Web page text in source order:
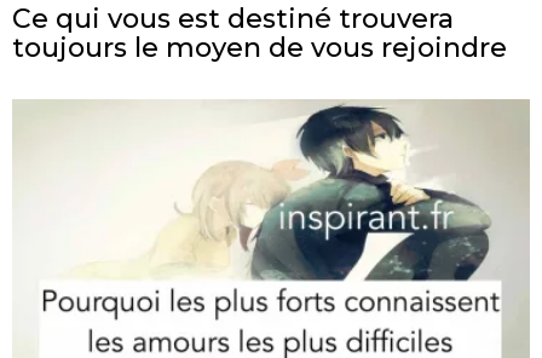
Ce qui vous est destiné trouvera
toujours le moyen de vous rejoindre